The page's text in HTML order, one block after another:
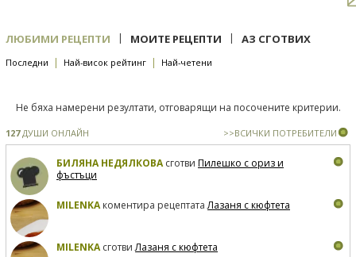
ЛЮБИМИ РЕЦЕПТИ | МОИТЕ РЕЦЕПТИ | АЗ СГОТВИХ
Последни | Най-висок рейтинг | Най-четени
Не бяха намерени резултати, отговарящи на посочените критерии.
127ДУШИ ОНЛАЙН >>ВСИЧКИ ПОТРЕБИТЕЛИ
БИЛЯНА НЕДЯЛКОВАсготви Пилешко с ориз и
фъстъци
MILENKAкоментира рецептатаЛазаня с кюфтета
MILENKAсготвиЛазаня с кюфтета